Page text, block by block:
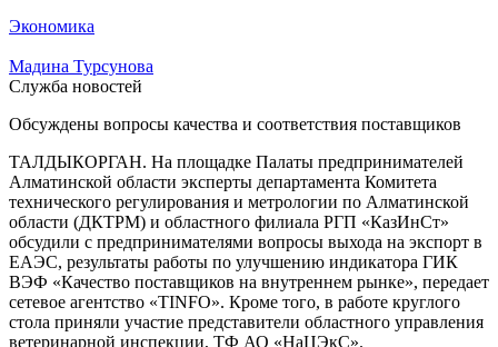
Экономика
Мадина Турсунова
Служба новостей
Обсуждены вопросы качества и соответствия поставщиков
ТАЛДЫКОРГАН. На площадке Палаты предпринимателей
Алматинской области эксперты департамента Комитета
технического регулирования и метрологии по Алматинской
области (ДКТРМ) и областного филиала РГП «КазИнСт»
обсудили с предпринимателями вопросы выхода на экспорт в
ЕАЭС, результаты работы по улучшению индикатора ГИК
ВЭФ «Качество поставщиков на внутреннем рынке», передает
сетевое агентство «TINFO». Кроме того, в работе круглого
стола приняли участие представители областного управления
ветеринарной инспекции, ТФ АО «НаЦЭкС».